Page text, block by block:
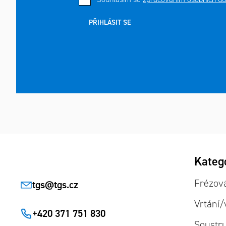
PŘIHLÁSIT SE
tgs@tgs.cz
+420 371 751 830
Vrtání/